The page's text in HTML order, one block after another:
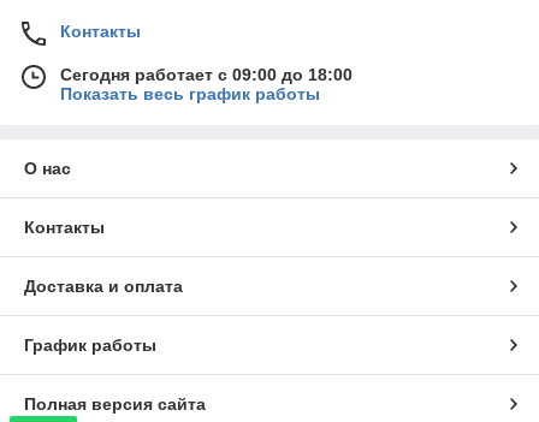
Контакты
Сегодня работает с 09:00 до 18:00
Показать весь график работы
О нас
Контакты
Доставка и оплата
График работы
Полная версия сайта